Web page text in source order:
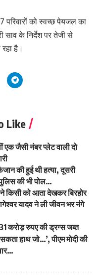
परिवारों को स्वच्छ पेयजल का
साव के निर्देश पर तेजी से
रहा है।
Like
एक जैसी नंबर प्लेट वाली दो
की हुई थी हत्या, दूसरी
की भी पोल…
किसी को आता देखकर बिरहोर
यादव ने ली जीवन भर नंगे
करोड़ रुपए की ड्रग्स जब्त
हाथ जो…’, पीएम मोदी की